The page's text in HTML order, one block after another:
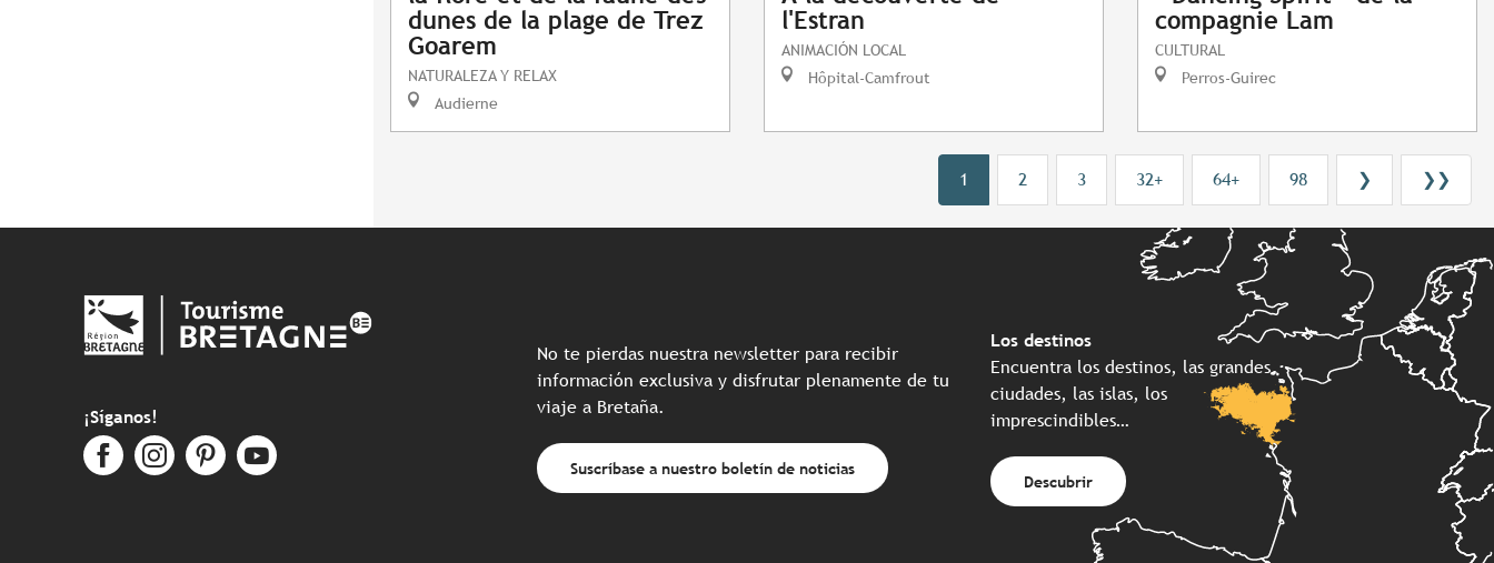
dunes de la plage de Trez
Goarem
NATURALEZA Y RELAX
Audierne
l'Estran
ANIMACIÓN LOCAL
Hôpital-Camfrout
compagnie Lam
CULTURAL
Perros-Guirec
1 2 3 32+ 64+ 98 ❯ ❯❯
¡Síganos!
No te pierdas nuestra newsletter para recibir
información exclusiva y disfrutar plenamente de tu
viaje a Bretaña.
Suscríbase a nuestro boletín de noticias
Los destinos
Encuentra los destinos, las grandes
ciudades, las islas, los
imprescindibles…
Descubrir